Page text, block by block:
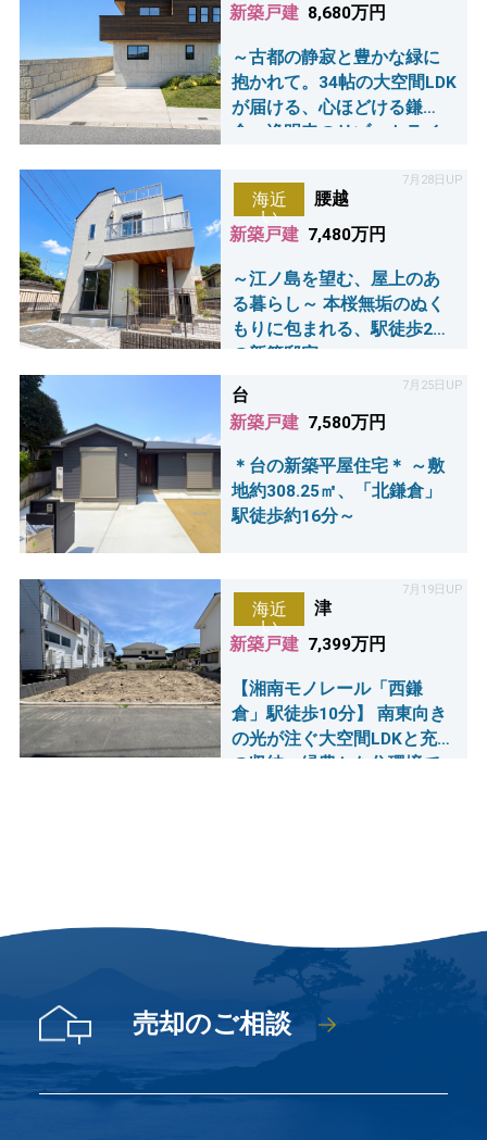
新築戸建 8,680万円
～古都の静寂と豊かな緑に
抱かれて。34帖の大空間LDK
が届ける、心ほどける鎌
倉・浄明寺のリゾートライ
ランドキッチン》×《デッキ
バルコニー》
7月28日UP
海近
い
腰越
新築戸建 7,480万円
～江ノ島を望む、屋上のあ
る暮らし～ 本桜無垢のぬく
もりに包まれる、駅徒歩2分
の新築邸宅。
7月25日UP
台
新築戸建 7,580万円
＊台の新築平屋住宅＊ ～敷
地約308.25㎡、「北鎌倉」
駅徒歩約16分～
7月19日UP
海近
い
津
新築戸建 7,399万円
【湘南モノレール「西鎌
倉」駅徒歩10分】 南東向き
の光が注ぐ大空間LDKと充実
の収納。緑豊かな住環境で
売却のご相談